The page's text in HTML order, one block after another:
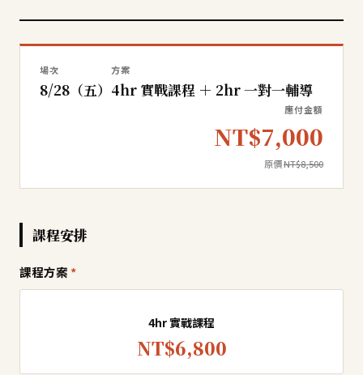
場次
8/28（五）
方案
4hr 實戰課程 ＋ 2hr 一對一輔導
應付金額
NT$7,000
原價NT$8,500
課程安排
課程方案 *
4hr 實戰課程
NT$6,800